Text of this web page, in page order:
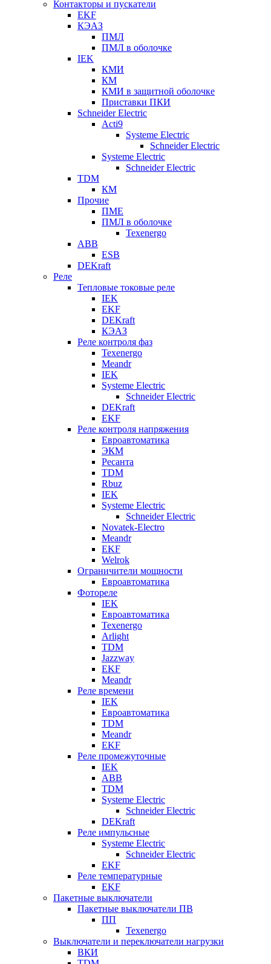
Контакторы и пускатели
EKF
КЭАЗ
ПМЛ
ПМЛ в оболочке
IEK
КМИ
КМ
КМИ в защитной оболочке
Приставки ПКИ
Schneider Electric
Acti9
Systeme Electric
Schneider Electric
Systeme Electric
Schneider Electric
TDM
КМ
Прочие
ПМЕ
ПМЛ в оболочке
Texenergo
ABB
ESB
DEKraft
Реле
Тепловые токовые реле
IEK
EKF
DEKraft
КЭАЗ
Реле контроля фаз
Texenergo
Meandr
IEK
Systeme Electric
Schneider Electric
DEKraft
EKF
Реле контроля напряжения
Евроавтоматика
ЭКМ
Ресанта
TDM
Rbuz
IEK
Systeme Electric
Schneider Electric
Novatek-Electro
Meandr
EKF
Welrok
Ограничители мощности
Евроавтоматика
Фотореле
IEK
Евроавтоматика
Texenergo
Arlight
TDM
Jazzway
EKF
Meandr
Реле времени
IEK
Евроавтоматика
TDM
Meandr
EKF
Реле промежуточные
IEK
ABB
TDM
Systeme Electric
Schneider Electric
DEKraft
Реле импульсные
Systeme Electric
Schneider Electric
EKF
Реле температурные
EKF
Пакетные выключатели
Пакетные выключатели ПВ
ПП
Texenergo
Выключатели и переключатели нагрузки
ВКИ